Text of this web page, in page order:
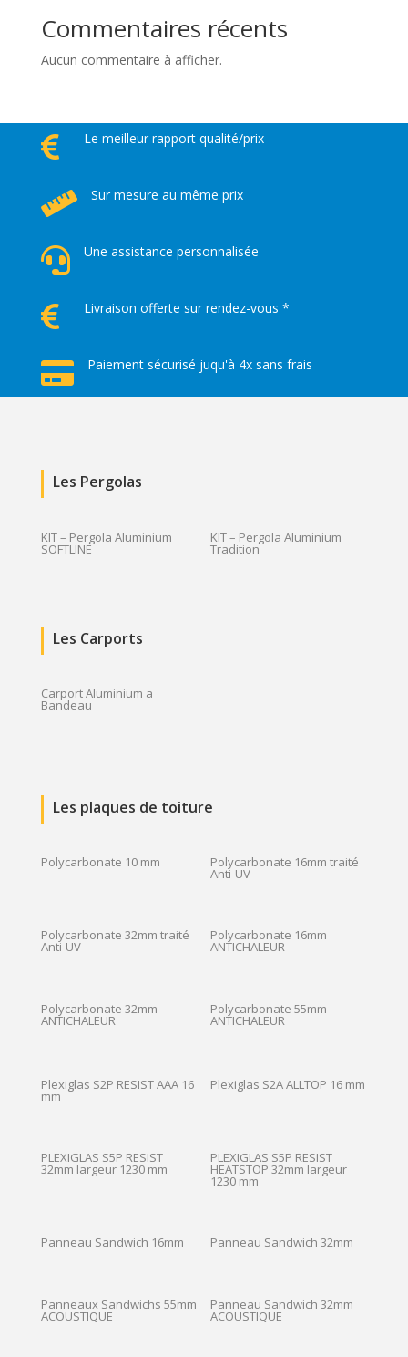
Commentaires récents
Aucun commentaire à afficher.
 Le meilleur rapport qualité/prix
 Sur mesure au même prix
 Une assistance personnalisée
 Livraison offerte sur rendez-vous *
 Paiement sécurisé juqu'à 4x sans frais
Les Pergolas
KIT – Pergola Aluminium
SOFTLINE
KIT – Pergola Aluminium
Tradition
Les Carports
Carport Aluminium a
Bandeau
Les plaques de toiture
Polycarbonate 10 mm Polycarbonate 16mm traité
Anti-UV
Polycarbonate 32mm traité
Anti-UV
Polycarbonate 16mm
ANTICHALEUR
Polycarbonate 32mm
ANTICHALEUR
Polycarbonate 55mm
ANTICHALEUR
Plexiglas S2P RESIST AAA 16
mm
Plexiglas S2A ALLTOP 16 mm
PLEXIGLAS S5P RESIST
32mm largeur 1230 mm
PLEXIGLAS S5P RESIST
HEATSTOP 32mm largeur
1230 mm
Panneau Sandwich 16mm Panneau Sandwich 32mm
Panneaux Sandwichs 55mm
ACOUSTIQUE
Panneau Sandwich 32mm
ACOUSTIQUE